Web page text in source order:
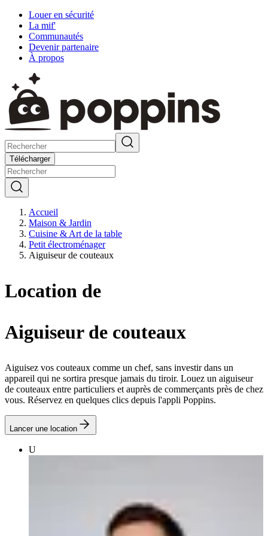
Louer en sécurité
La mif'
Communautés
Devenir partenaire
À propos
Télécharger
Accueil
Maison & Jardin
Cuisine & Art de la table
Petit électroménager
Aiguiseur de couteaux
Location de
Aiguiseur de couteaux
Aiguisez vos couteaux comme un chef, sans investir dans un
appareil qui ne sortira presque jamais du tiroir. Louez un aiguiseur
de couteaux entre particuliers et auprès de commerçants près de chez
vous. Réservez en quelques clics depuis l'appli Poppins.
Lancer une location
U